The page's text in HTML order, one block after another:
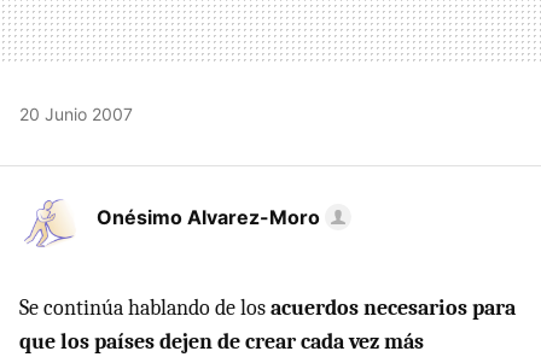
20 Junio 2007
Onésimo Alvarez-Moro
Se continúa hablando de losacuerdos necesarios para
que los países dejen de crear cada vez más